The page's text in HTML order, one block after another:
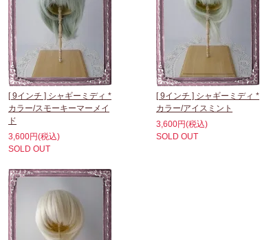
[ 9インチ ] シャギーミディ *
カラー/スモーキーマーメイ
ド
3,600円(税込)
SOLD OUT
[ 9インチ ] シャギーミディ *
カラー/アイスミント
3,600円(税込)
SOLD OUT